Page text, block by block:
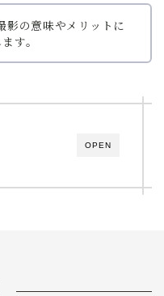
影の意味やメリットに
す。
OPEN